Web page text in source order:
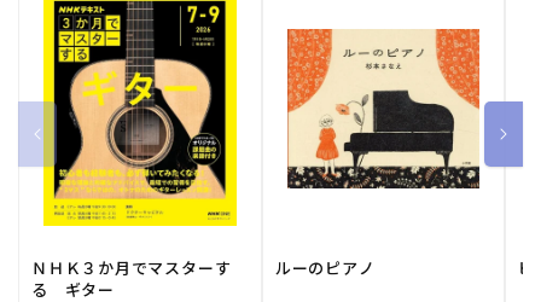
ＮＨＫ３か月でマスターす
る ギター
ルーのピアノ ピ